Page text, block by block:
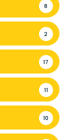
8
2
17
11
10